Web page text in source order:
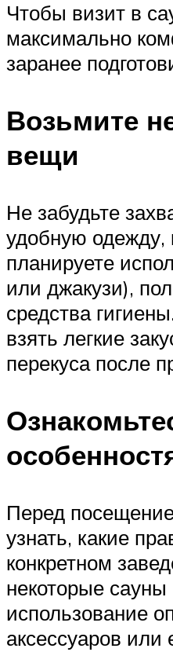
Чтобы визит в
максимально
заранее
Возьмите
вещи
Не забудьте
удобную одежду,
планируете
или джакузи),
средства
взять легкие
перекуса после
Перед
узнать, какие
конкретном
некоторые
использование
аксессуаров или